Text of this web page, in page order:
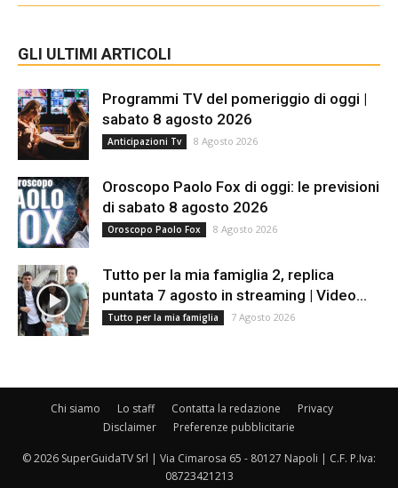
GLI ULTIMI ARTICOLI
Programmi TV del pomeriggio di oggi |
sabato 8 agosto 2026
Anticipazioni Tv 8 Agosto 2026
Oroscopo Paolo Fox di oggi: le previsioni
di sabato 8 agosto 2026
Oroscopo Paolo Fox 8 Agosto 2026
Tutto per la mia famiglia 2, replica
puntata 7 agosto in streaming | Video...
Tutto per la mia famiglia 7 Agosto 2026
Chi siamo Lo staff Contatta la redazione
Privacy
Disclaimer
Preferenze pubblicitarie
© 2026 SuperGuidaTV Srl | Via Cimarosa 65 - 80127 Napoli | C.F. P.Iva:
08723421213